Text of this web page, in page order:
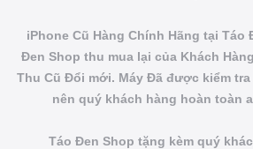
iPhone Cũ Hàng Chính Hãng tại Táo
Đen Shop thu mua lại của Khách
Thu Cũ Đổi mới. Máy Đã được kiểm
nên quý khách hàng hoàn toàn
Táo Đen Shop tặng kèm quý